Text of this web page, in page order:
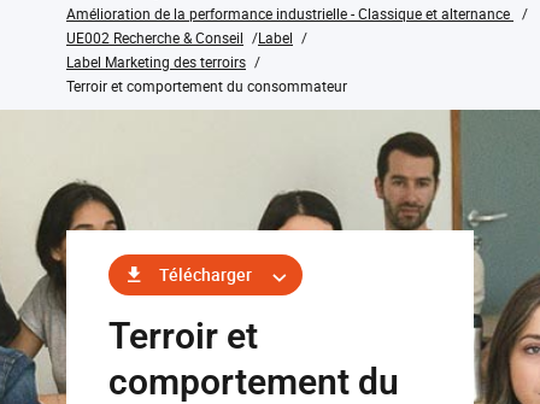
Amélioration de la performance industrielle - Classique et alternance
UE002 Recherche & Conseil
Label
Label Marketing des terroirs
Terroir et comportement du consommateur
Télécharger
Terroir et
comportement du